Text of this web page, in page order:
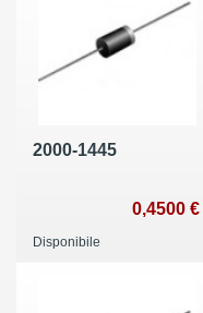
2000-1445
0,4500 €
Disponibile